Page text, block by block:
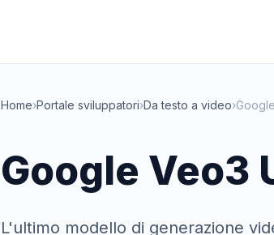
Home›Portale sviluppatori›Da testo a video›
Google Veo3
L'ultimo modello di generazione